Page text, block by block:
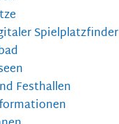
Spielplatzfinder
Festhallen